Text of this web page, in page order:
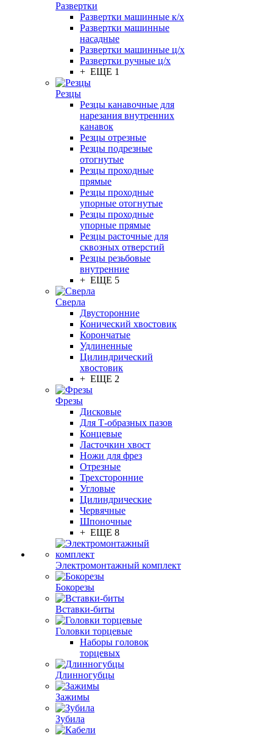
Развертки
Развертки машинные к/х
Развертки машинные
насадные
Развертки машинные ц/х
Развертки ручные ц/х
+ ЕЩЕ 1
Резцы
Резцы канавочные для
нарезания внутренних
канавок
Резцы отрезные
Резцы подрезные
отогнутые
Резцы проходные
прямые
Резцы проходные
упорные отогнутые
Резцы проходные
упорные прямые
Резцы расточные для
сквозных отверстий
Резцы резьбовые
внутренние
+ ЕЩЕ 5
Сверла
Двусторонние
Конический хвостовик
Корончатые
Удлиненные
Цилиндрический
хвостовик
+ ЕЩЕ 2
Фрезы
Дисковые
Для Т-образных пазов
Концевые
Ласточкин хвост
Ножи для фрез
Отрезные
Трехсторонние
Угловые
Цилиндрические
Червячные
Шпоночные
+ ЕЩЕ 8
Электромонтажный комплект
Бокорезы
Вставки-биты
Головки торцевые
Наборы головок
торцевых
Длинногубцы
Зажимы
Зубила